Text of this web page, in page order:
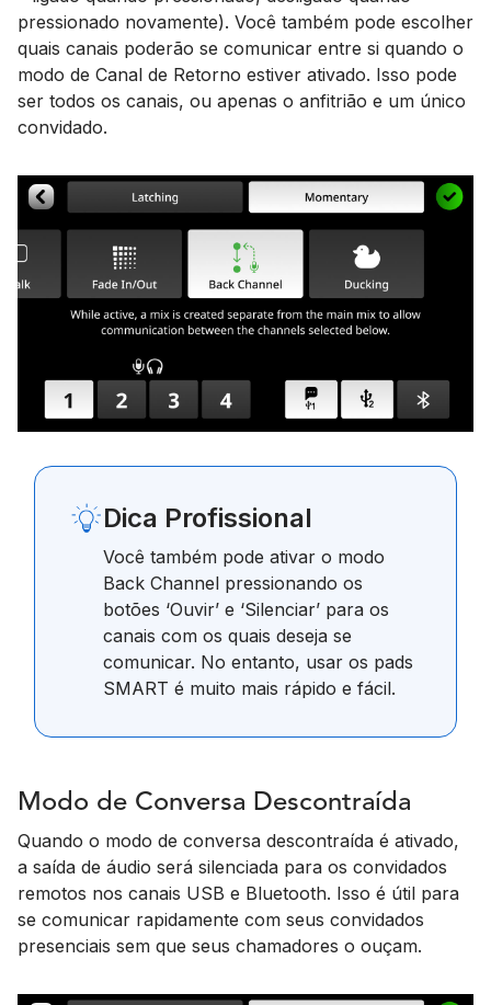
pressionado novamente). Você também pode escolher
quais canais poderão se comunicar entre si quando o
modo de Canal de Retorno estiver ativado. Isso pode
ser todos os canais, ou apenas o anfitrião e um único
convidado.
Dica Profissional
Você também pode ativar o modo
Back Channel pressionando os
botões ‘Ouvir’ e ‘Silenciar’ para os
canais com os quais deseja se
comunicar. No entanto, usar os pads
SMART é muito mais rápido e fácil.
Modo de Conversa Descontraída
Quando o modo de conversa descontraída é ativado,
a saída de áudio será silenciada para os convidados
remotos nos canais USB e Bluetooth. Isso é útil para
se comunicar rapidamente com seus convidados
presenciais sem que seus chamadores o ouçam.